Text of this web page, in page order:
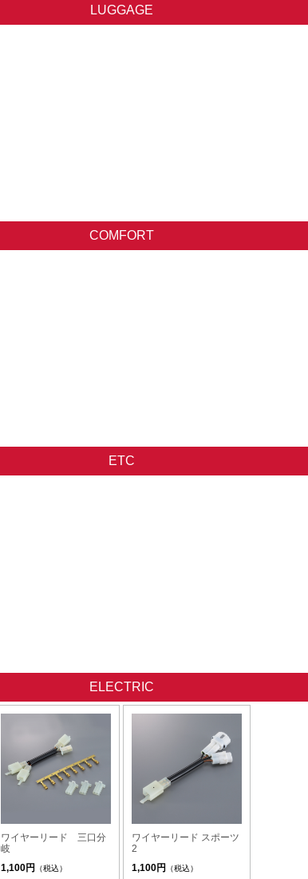
LUGGAGE
COMFORT
ETC
ELECTRIC
ワイヤーリード 三口分
岐
1,100円
（税込）
ワイヤーリード スポーツ
2
1,100円
（税込）